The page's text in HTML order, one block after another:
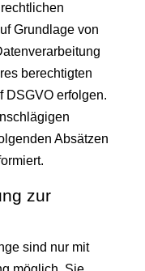
Grundlage von
berechtigten
DSGVO erfolgen.
Absätzen
zur
sind nur mit